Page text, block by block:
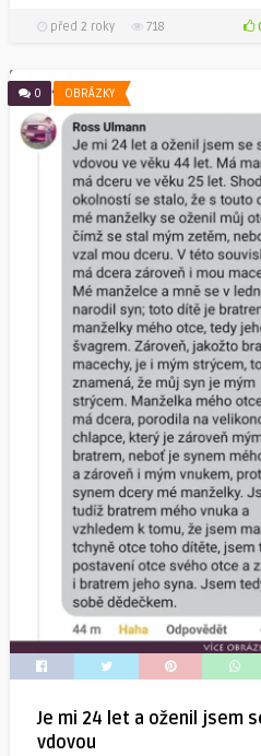
před 2 roky 718
0 OBRÁZKY
Je mi 24 let a oženil jsem
vdovou